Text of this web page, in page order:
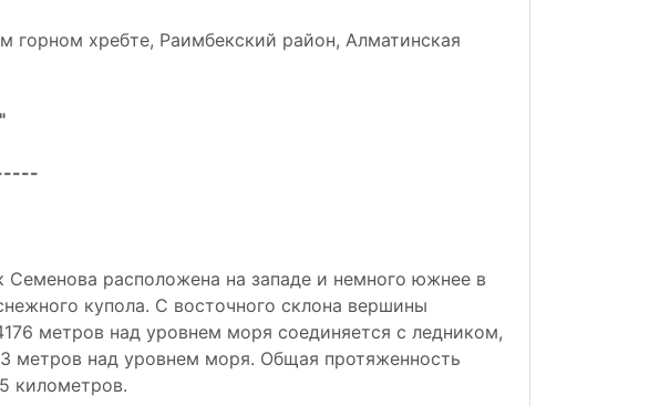
хребте, Раимбекский район, Алматинская
расположена на западе и немного южнее в
купола. С восточного склона вершины
метров над уровнем моря соединяется с ледником,
метров над уровнем моря. Общая протяженность
километров.